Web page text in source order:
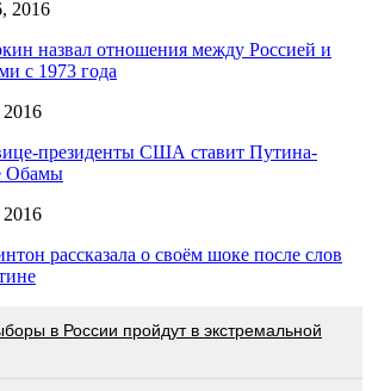
2016
назвал отношения между Россией и
с 1973 года
президенты США ставит Путина-
Обамы
рассказала о своём шоке после слов
в России пройдут в экстремальной